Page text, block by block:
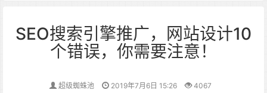
SEO搜索引擎推广，网站设计10
个错误，你需要注意！
超级蜘蛛池 2019年7月6日 15:26 4067